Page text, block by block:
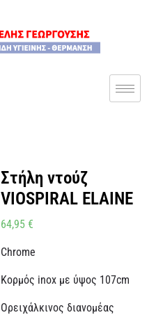
Στήλη ντούζ
VIOSPIRAL ELAINE
64,95 €
Chrome
Κορμός inox με ύψος 107cm
Ορειχάλκινος διανομέας